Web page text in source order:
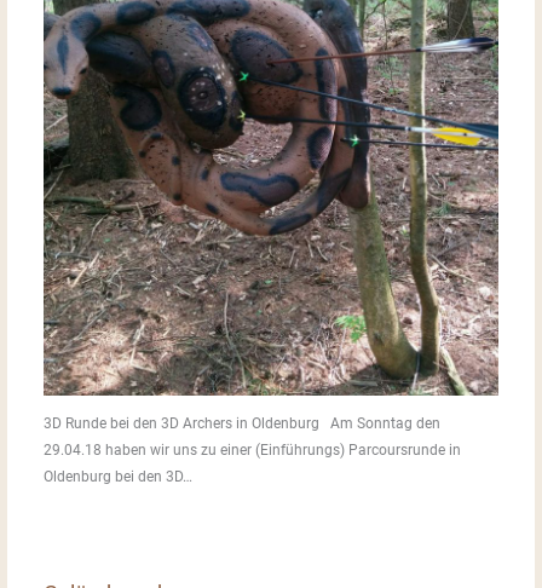
3D Runde bei den 3D Archers in Oldenburg Am Sonntag den
29.04.18 haben wir uns zu einer (Einführungs) Parcoursrunde in
Oldenburg bei den 3D…